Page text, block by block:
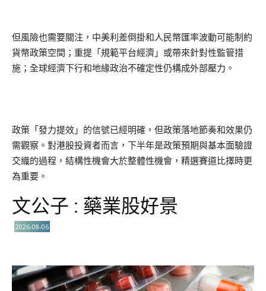
但風險也需要關注，中美利差倒掛和人民幣匯率波動可能制約
貨幣政策空間；重提「規範平台經濟」或帶來針對性監管措
施；全球經濟下行和地緣政治不確定性仍構成外部壓力。
政策「發力提效」的信號已經明確，但政策落地節奏和效果仍
需觀察。對港股投資者而言，下半年是政策預期與基本面驗證
交織的過程，結構性機會大於整體性機會，精選賽道比擇時更
為重要。
文公子 : 藥業股好景
2026-08-06